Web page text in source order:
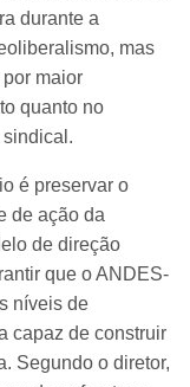
durante a
mas
maior
quanto no
é preservar o
de ação da
de direção
que o ANDES-
níveis de
capaz de construir
Segundo o diretor,